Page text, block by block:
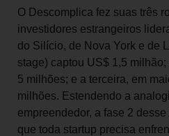
O Descomplica fez suas três
investidores estrangeiros
do Silício, de Nova York e de
stage) captou US$ 1,5
5 milhões; e a terceira, em
milhões. Estendendo a
empreendedor, a fase 2
que toda startup precisa